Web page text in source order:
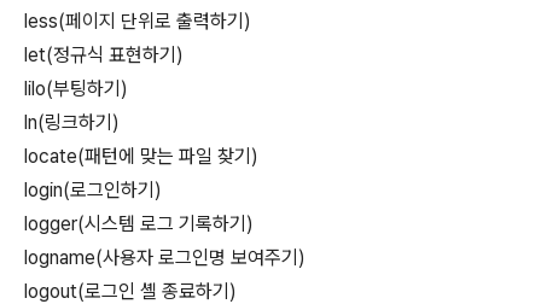
less(페이지 단위로 출력하기)
let(정규식 표현하기)
lilo(부팅하기)
ln(링크하기)
locate(패턴에 맞는 파일 찾기)
login(로그인하기)
logger(시스템 로그 기록하기)
logname(사용자 로그인명 보여주기)
logout(로그인 셸 종료하기)